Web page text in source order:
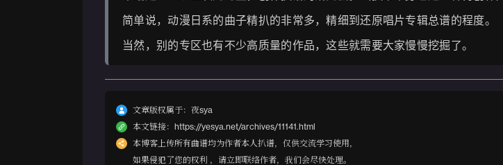
简单说，动漫日系的曲子精扒的非常多，精细到还原唱片专辑总谱的程度。
当然，别的专区也有不少高质量的作品，这些就需要大家慢慢挖掘了。
文章版权属于：夜sya
本文链接：https://yesya.net/archives/11141.html
本博客上传所有曲谱均为作者本人扒谱，仅供交流学习使用，
如果侵犯了您的权利 ，请立即联络作者，我们会尽快处理。